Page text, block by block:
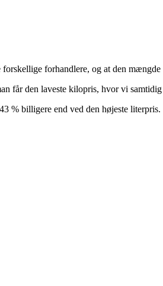
forhandlere, og at den
får den laveste kilopris, hvor vi
billigere end ved den højeste